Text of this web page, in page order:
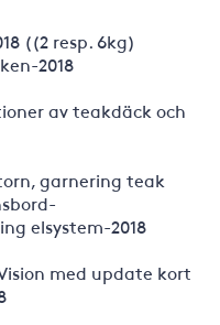
((2 resp. 6kg)
2018
av teakdäck och
garnering teak
elsystem-2018
med update kort